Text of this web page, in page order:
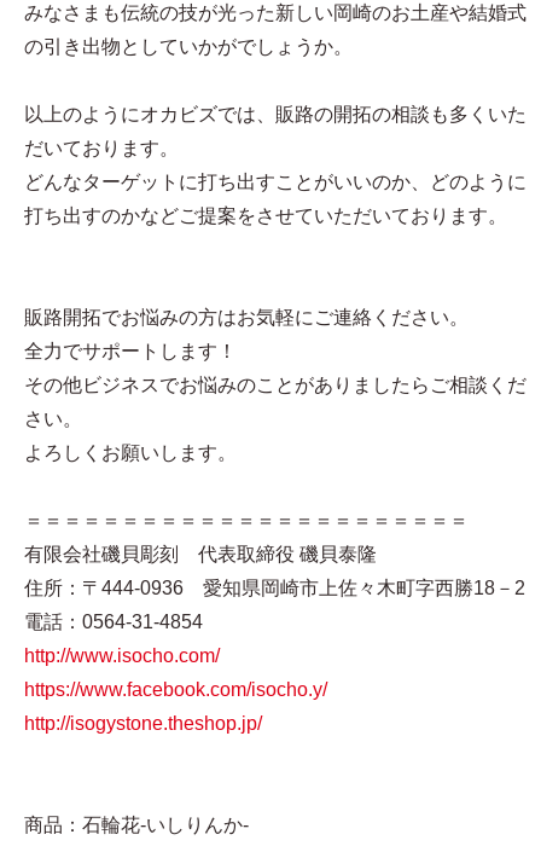
みなさまも伝統の技が光った新しい岡崎のお土産や結婚式
の引き出物としていかがでしょうか。
以上のようにオカビズでは、販路の開拓の相談も多くいた
だいております。
どんなターゲットに打ち出すことがいいのか、どのように
打ち出すのかなどご提案をさせていただいております。
販路開拓でお悩みの方はお気軽にご連絡ください。
全力でサポートします！
その他ビジネスでお悩みのことがありましたらご相談くだ
さい。
よろしくお願いします。
＝＝＝＝＝＝＝＝＝＝＝＝＝＝＝＝＝＝＝＝＝＝＝
有限会社磯貝彫刻 代表取締役 磯貝泰隆
住所：〒444-0936 愛知県岡崎市上佐々木町字西勝18－2
電話：0564-31-4854
http://www.isocho.com/
https://www.facebook.com/isocho.y/
http://isogystone.theshop.jp/
商品：石輪花‐いしりんか‐